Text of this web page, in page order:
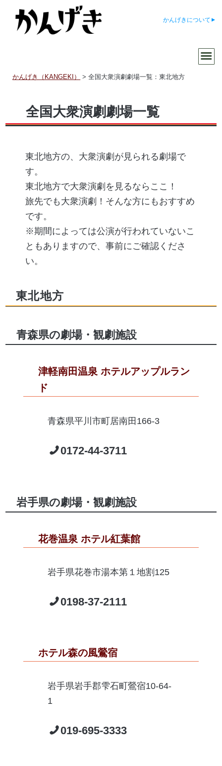
かんげきについて
かんげき（KANGEKI） >全国大衆演劇劇場一覧：東北地方
全国大衆演劇劇場一覧
東北地方の、大衆演劇が見られる劇場で
す。
東北地方で大衆演劇を見るならここ！
旅先でも大衆演劇！そんな方にもおすすめ
です。
※期間によっては公演が行われていないこ
ともありますので、事前にご確認くださ
い。
東北地方
青森県の劇場・観劇施設
津軽南田温泉 ホテルアップルラン
ド
青森県平川市町居南田166-3
0172-44-3711
岩手県の劇場・観劇施設
花巻温泉 ホテル紅葉館
岩手県花巻市湯本第１地割125
0198-37-2111
ホテル森の風鶯宿
岩手県岩手郡雫石町鶯宿10-64-
1
019-695-3333